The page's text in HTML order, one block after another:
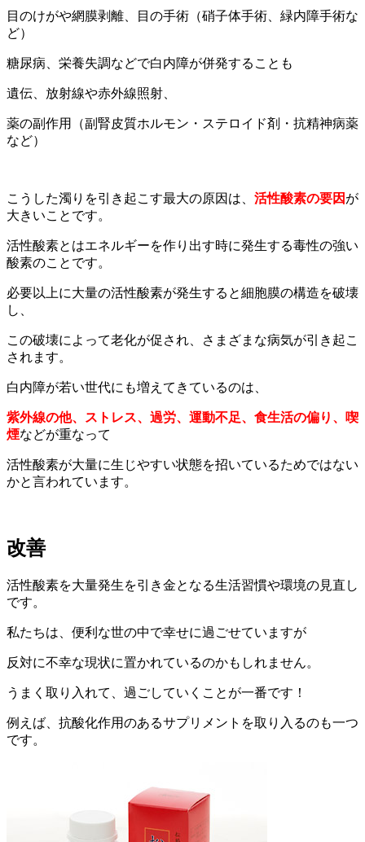
目のけがや網膜剥離、目の手術（硝子体手術、緑内障手術な
ど）
糖尿病、栄養失調などで白内障が併発することも
遺伝、放射線や赤外線照射、
薬の副作用（副腎皮質ホルモン・ステロイド剤・抗精神病薬
など）
こうした濁りを引き起こす最大の原因は、 活性酸素の要因 が
大きいことです。
活性酸素とはエネルギーを作り出す時に発生する毒性の強い
酸素のことです。
必要以上に大量の活性酸素が発生すると細胞膜の構造を破壊
し、
この破壊によって老化が促され、さまざまな病気が引き起こ
されます。
白内障が若い世代にも増えてきているのは、
紫外線の他、ストレス、過労、運動不足、食生活の偏り、喫
煙などが重なって
活性酸素が大量に生じやすい状態を招いているためではない
かと言われています。
改善
活性酸素を大量発生を引き金となる生活習慣や環境の見直し
です。
私たちは、便利な世の中で幸せに過ごせていますが
反対に不幸な現状に置かれているのかもしれません。
うまく取り入れて、過ごしていくことが一番です！
例えば、抗酸化作用のあるサプリメントを取り入るのも一つ
です。